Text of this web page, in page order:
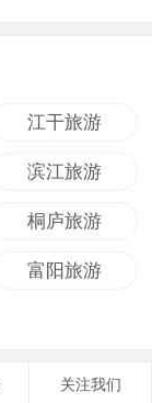
江干旅游
滨江旅游
桐庐旅游
富阳旅游
关注我们